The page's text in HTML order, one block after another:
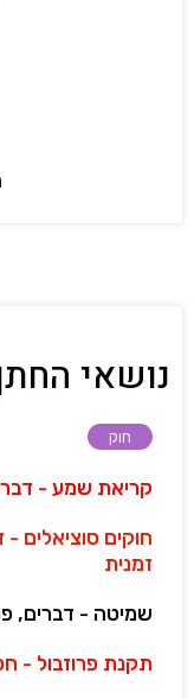
נושאי
חוק
קריאת שמע - דברים, פרק
זמנית
שמיטה - דברים, פרק
תקנת פרוזבול -